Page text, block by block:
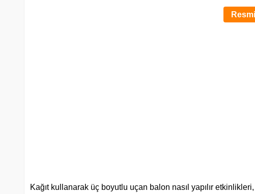
Kağıt kullanarak üç boyutlu uçan balon nasıl yapılır